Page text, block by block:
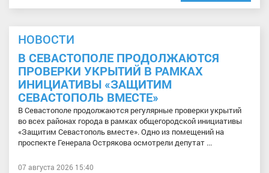
НОВОСТИ
В СЕВАСТОПОЛЕ ПРОДОЛЖАЮТСЯ
ПРОВЕРКИ УКРЫТИЙ В РАМКАХ
ИНИЦИАТИВЫ «ЗАЩИТИМ
СЕВАСТОПОЛЬ ВМЕСТЕ»
В Севастополе продолжаются регулярные проверки укрытий
во всех районах города в рамках общегородской инициативы
«Защитим Севастополь вместе». Одно из помещений на
проспекте Генерала Острякова осмотрели депутат ...
07 августа 2026 15:40